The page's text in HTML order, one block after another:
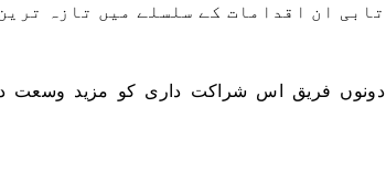
تابی ان اقدامات کے سلسلے میں تازہ
دونوں فریق اس شراکت داری کو مزید وسعت